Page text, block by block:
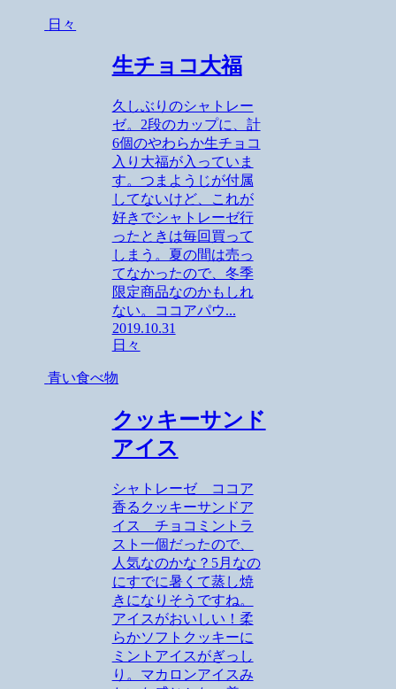
日々
生チョコ大福
久しぶりのシャトレー
ゼ。2段のカップに、計
6個のやわらか生チョコ
入り大福が入っていま
す。つまようじが付属
してないけど、これが
好きでシャトレーゼ行
ったときは毎回買って
しまう。夏の間は売っ
てなかったので、冬季
限定商品なのかもしれ
ない。ココアパウ...
2019.10.31
日々
青い食べ物
クッキーサンド
アイス
シャトレーゼ ココア
香るクッキーサンドア
イス チョコミントラ
スト一個だったので、
人気なのかな？5月なの
にすでに暑くて蒸し焼
きになりそうですね。
アイスがおいしい！柔
らかソフトクッキーに
ミントアイスがぎっし
り。マカロンアイスみ